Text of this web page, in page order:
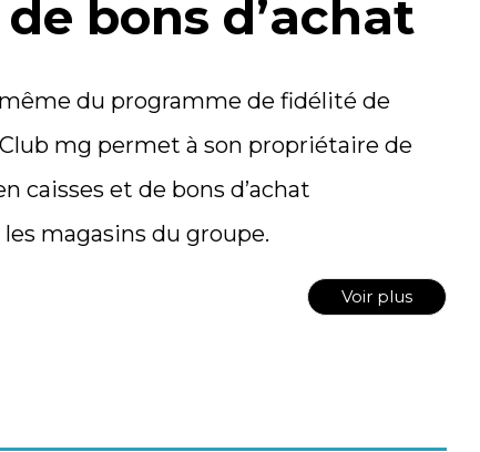
bons d’achat
du programme de fidélité de
mg permet à son propriétaire de
caisses et de bons d’achat
magasins du groupe.
Voir plus